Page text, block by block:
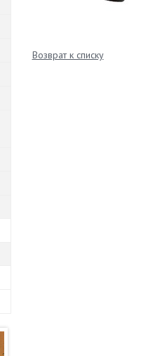
Возврат к списку